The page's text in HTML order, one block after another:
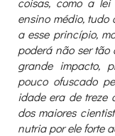
ensino médio, tudo
a esse princípio,
poderá não ser tão
grande impacto,
pouco ofuscado
idade era de treze
dos maiores
nutria por ele forte